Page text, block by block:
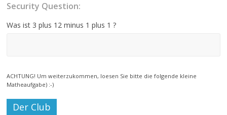
Security Question:
Was ist 3 plus 12 minus 1 plus 1 ?
ACHTUNG! Um weiterzukommen, loesen Sie bitte die folgende kleine
Matheaufgabe) :-)
Der Club